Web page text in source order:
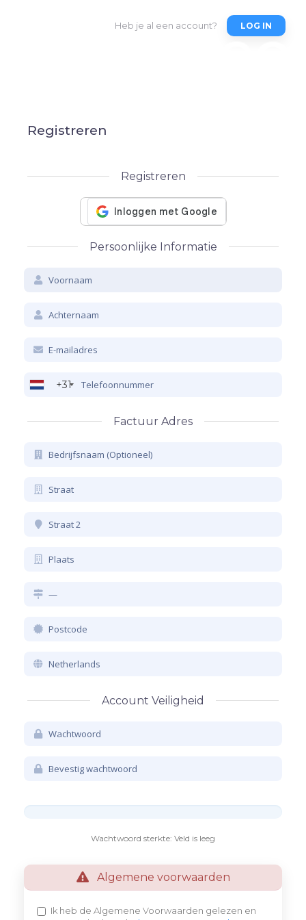
Heb je al een account? LOG IN
Registreren
Registreren
Persoonlijke Informatie
+31
Factuur Adres
Account Veiligheid
Wachtwoord sterkte: Veld is leeg
Algemene voorwaarden
Ik heb de Algemene Voorwaarden gelezen en